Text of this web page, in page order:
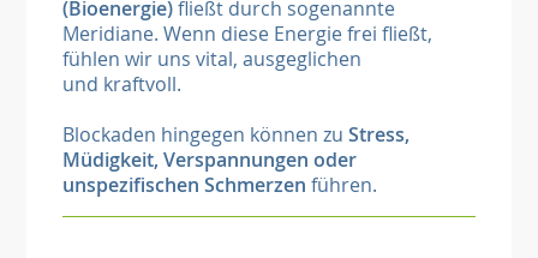
(Bioenergie)fließt durch sogenannte
Meridiane. Wenn diese Energie frei fließt,
fühlen wir uns vital, ausgeglichen
und kraftvoll.
Blockaden hingegen können zuStress,
Müdigkeit, Verspannungen oder
unspezifischen Schmerzen führen.